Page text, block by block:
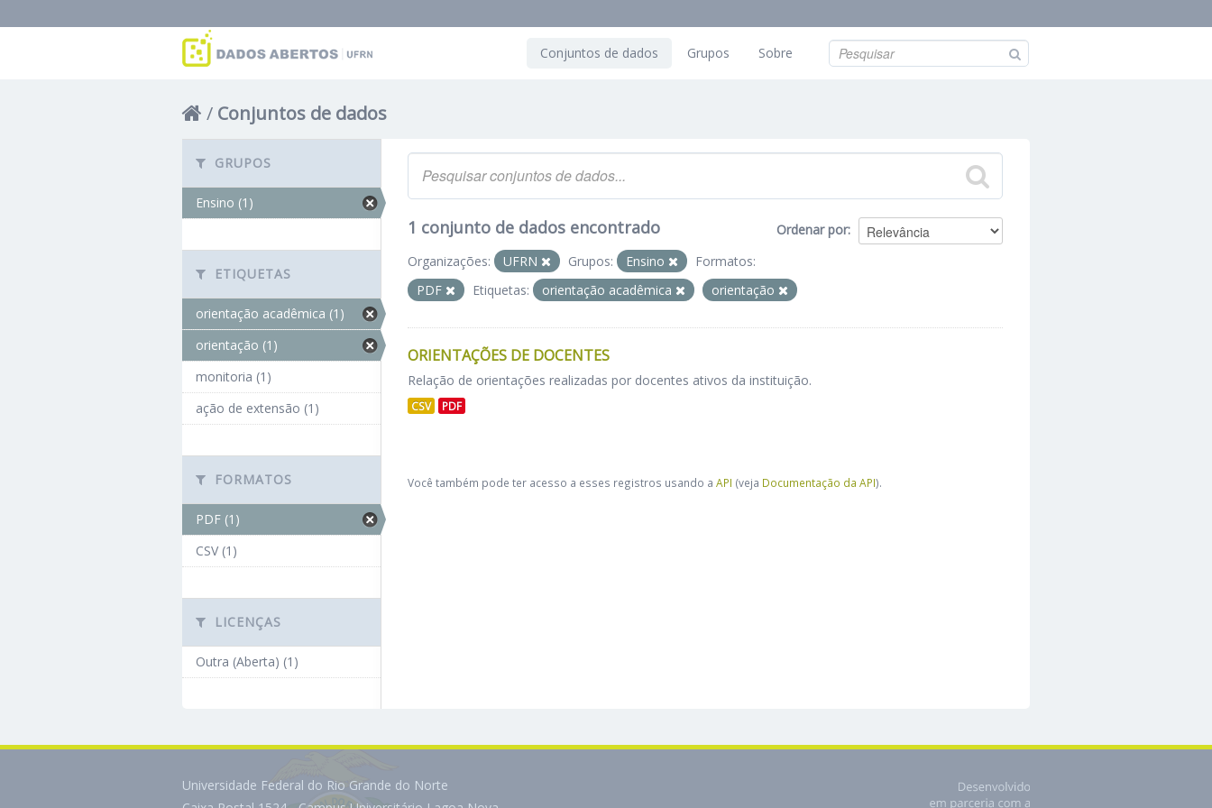
Conjuntos de dados Grupos Sobre
Conjuntos de dados
Ordenar por
1 conjunto de dados encontrado
Organizações: UFRN Grupos: Ensino
Formatos:
PDF
Etiquetas: orientação acadêmica orientação
ORIENTAÇÕES DE DOCENTES
Relação de orientações realizadas por docentes ativos da instituição.
CSV PDF
Você também pode ter acesso a esses registros usando a API (veja Documentação da API).
GRUPOS
Ensino (1)
ETIQUETAS
orientação acadêmica (1)
orientação (1)
monitoria (1)
ação de extensão (1)
FORMATOS
PDF (1)
CSV (1)
LICENÇAS
Outra (Aberta) (1)
Universidade Federal do Rio Grande do Norte